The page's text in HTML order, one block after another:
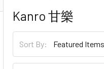
Kanro 甘樂
Sort By: